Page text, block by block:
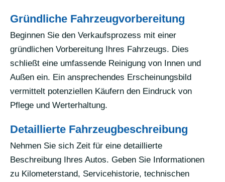
Gründliche Fahrzeugvorbereitung
Beginnen Sie den Verkaufsprozess mit einer
gründlichen Vorbereitung Ihres Fahrzeugs. Dies
schließt eine umfassende Reinigung von Innen und
Außen ein. Ein ansprechendes Erscheinungsbild
vermittelt potenziellen Käufern den Eindruck von
Pflege und Werterhaltung.
Detaillierte Fahrzeugbeschreibung
Nehmen Sie sich Zeit für eine detaillierte
Beschreibung Ihres Autos. Geben Sie Informationen
zu Kilometerstand, Servicehistorie, technischen